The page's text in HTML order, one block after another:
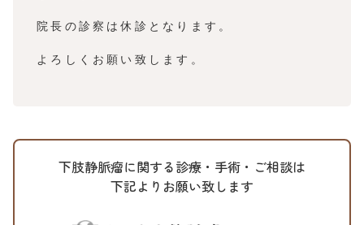
院長の診察は休診となります。
よろしくお願い致します。
下肢静脈瘤に関する診療・手術・ご相談は
下記よりお願い致します